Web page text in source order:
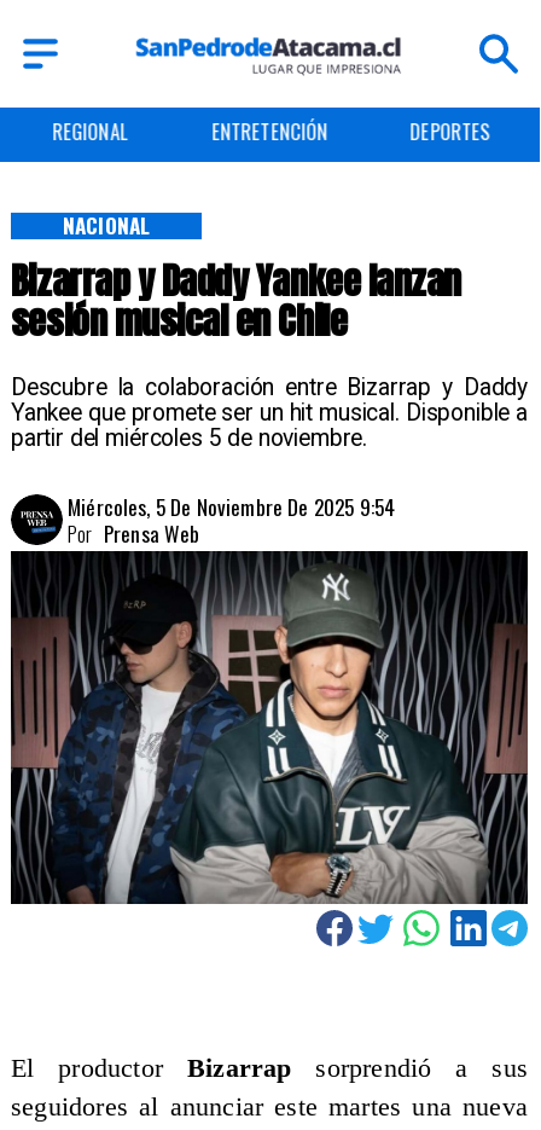
REGIONAL ENTRETENCIÓN DEPORTES
Bizarrap y Daddy Yankee lanzan
sesión musical en Chile
Descubre la colaboración entre Bizarrap y Daddy
Yankee que promete ser un hit musical. Disponible a
partir del miércoles 5 de noviembre.
NACIONAL
Miércoles, 5 De Noviembre De 2025 9:54
Prensa Web
Por
El productor Bizarrap sorprendió a sus
seguidores al anunciar este martes una nueva